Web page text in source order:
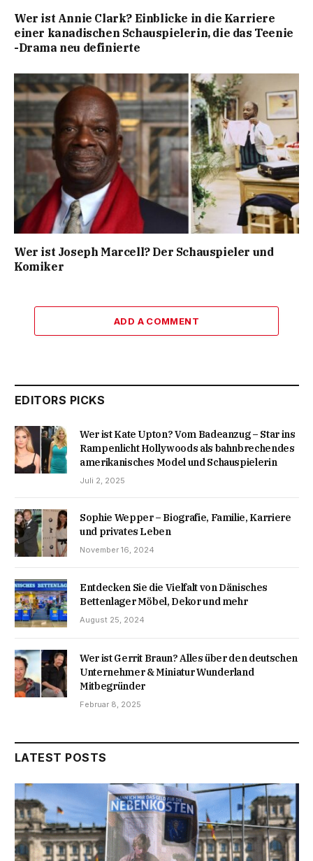
Wer ist Annie Clark? Einblicke in die Karriere
einer kanadischen Schauspielerin, die das Teenie
-Drama neu definierte
Wer ist Joseph Marcell? Der Schauspieler und
Komiker
ADD A COMMENT
EDITORS PICKS
Wer ist Kate Upton? Vom Badeanzug – Star ins
Rampenlicht Hollywoods als bahnbrechendes
amerikanisches Model und Schauspielerin
Juli 2, 2025
Sophie Wepper – Biografie, Familie, Karriere
und privates Leben
November 16, 2024
Entdecken Sie die Vielfalt von Dänisches
Bettenlager Möbel, Dekor und mehr
August 25, 2024
Wer ist Gerrit Braun? Alles über den deutschen
Unternehmer & Miniatur Wunderland
Mitbegründer
Februar 8, 2025
LATEST POSTS